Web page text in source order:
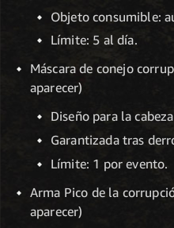
Objeto consumible:
Límite: 5 al día.
Máscara de conejo
aparecer)
Diseño para la cabeza
Garantizada tras
Límite: 1 por evento.
Arma Pico de la
aparecer)